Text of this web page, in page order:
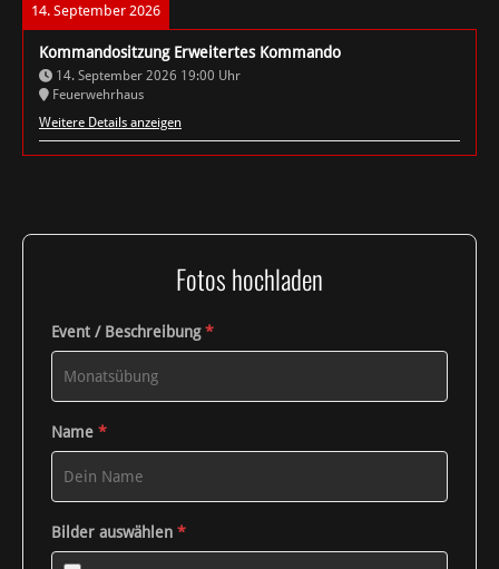
14. September 2026
Kommandositzung Erweitertes Kommando
14. September 2026 19:00 Uhr
Feuerwehrhaus
Weitere Details anzeigen
Fotos hochladen
Event / Beschreibung*
Name *
Bilder auswählen *